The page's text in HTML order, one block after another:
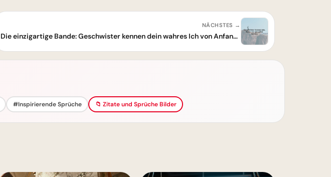
NÄCHSTES →
Die einzigartige Bande: Geschwister kennen dein wahres Ich von Anfang an
#Inspirierende Sprüche 📁 Zitate und Sprüche Bilder